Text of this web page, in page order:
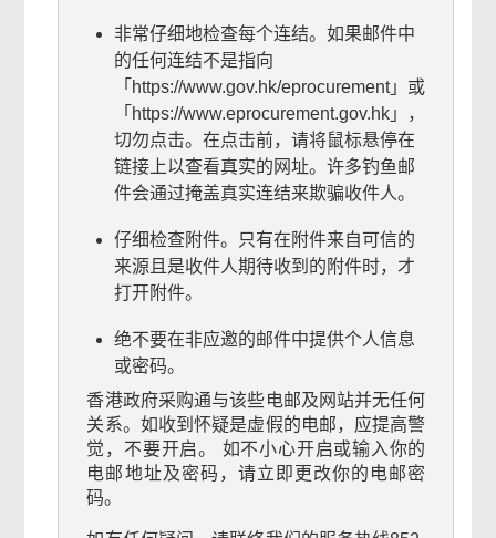
非常仔细地检查每个连结。如果邮件中
的任何连结不是指向
「https://www.gov.hk/eprocurement」或
「https://www.eprocurement.gov.hk」，
切勿点击。在点击前，请将鼠标悬停在
链接上以查看真实的网址。许多钓鱼邮
件会通过掩盖真实连结来欺骗收件人。
仔细检查附件。只有在附件来自可信的
来源且是收件人期待收到的附件时，才
打开附件。
绝不要在非应邀的邮件中提供个人信息
或密码。
香港政府采购通与该些电邮及网站并无任何
关系。如收到怀疑是虚假的电邮，应提高警
觉，不要开启。 如不小心开启或输入你的
电邮地址及密码，请立即更改你的电邮密
码。